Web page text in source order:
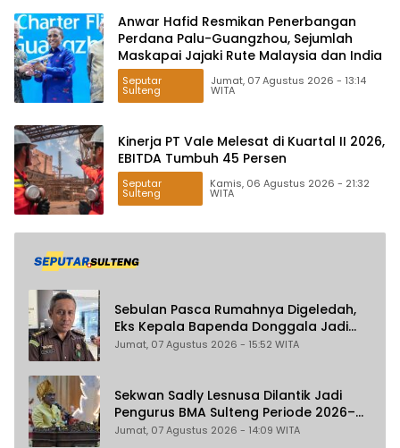
Anwar Hafid Resmikan Penerbangan
Perdana Palu-Guangzhou, Sejumlah
Maskapai Jajaki Rute Malaysia dan India
Seputar
Sulteng
Jumat, 07 Agustus 2026 - 13:14
WITA
Kinerja PT Vale Melesat di Kuartal II 2026,
EBITDA Tumbuh 45 Persen
Seputar
Sulteng
Kamis, 06 Agustus 2026 - 21:32
WITA
Sebulan Pasca Rumahnya Digeledah,
Eks Kepala Bapenda Donggala Jadi
Tersangka Dugaan Korupsi
Jumat, 07 Agustus 2026 - 15:52 WITA
Sekwan Sadly Lesnusa Dilantik Jadi
Pengurus BMA Sulteng Periode 2026–
2031
Jumat, 07 Agustus 2026 - 14:09 WITA